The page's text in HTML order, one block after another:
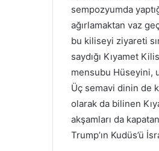
sempozyumda
ağırlamaktan vaz
bu kiliseyi ziyareti
saydığı Kıyamet
mensubu Hüseyini,
Üç semavi dinin de
olarak da bilinen
akşamları da
Trump’ın Kudüs’ü
r
ı
y
l
İ
r
a
n